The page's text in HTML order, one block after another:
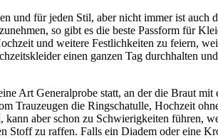
und für jeden Stil, aber nicht immer ist auch
so gibt es die beste Passform für
und weitere Festlichkeiten zu feiern,
einen ganzen Tag durchhalten
Art Generalprobe statt, an der die Braut
Trauzeugen die Ringschatulle, Hochzeit
aber schon zu Schwierigkeiten führen,
Stoff zu raffen. Falls ein Diadem oder eine